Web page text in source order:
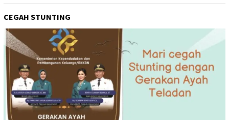
CEGAH STUNTING